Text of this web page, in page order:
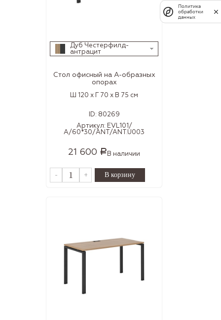
Дуб Честерфилд-
антрацит
Стол офисный на А-образных
опорах
Ш 120 x Г 70 x В 75 см
ID: 80269
Артикул: EVL101/
А/60*30/ANT/ANT.U003
21 600 Р В наличии
- +
Политика
обработки
данных